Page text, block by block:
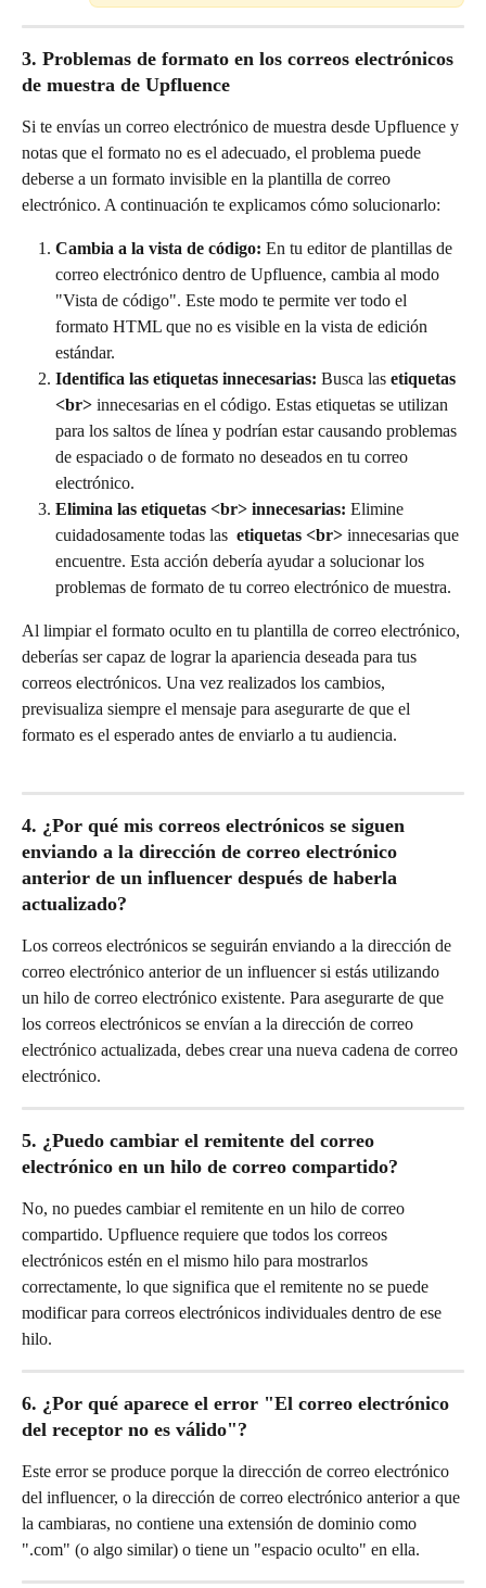
3. Problemas de formato en los correos electrónicos
de muestra de Upfluence
Si te envías un correo electrónico de muestra desde Upfluence y
notas que el formato no es el adecuado, el problema puede
deberse a un formato invisible en la plantilla de correo
electrónico. A continuación te explicamos cómo solucionarlo:
Cambia a la vista de código: En tu editor de plantillas de
correo electrónico dentro de Upfluence, cambia al modo
"Vista de código". Este modo te permite ver todo el
formato HTML que no es visible en la vista de edición
estándar.
Identifica las etiquetas innecesarias: Busca las etiquetas
<br> innecesarias en el código. Estas etiquetas se utilizan
para los saltos de línea y podrían estar causando problemas
de espaciado o de formato no deseados en tu correo
electrónico.
Elimina las etiquetas <br> innecesarias: Elimine
cuidadosamente todas las etiquetas <br> innecesarias que
encuentre. Esta acción debería ayudar a solucionar los
problemas de formato de tu correo electrónico de muestra.
Al limpiar el formato oculto en tu plantilla de correo electrónico,
deberías ser capaz de lograr la apariencia deseada para tus
correos electrónicos. Una vez realizados los cambios,
previsualiza siempre el mensaje para asegurarte de que el
formato es el esperado antes de enviarlo a tu audiencia.
4. ¿Por qué mis correos electrónicos se siguen
enviando a la dirección de correo electrónico
anterior de un influencer después de haberla
actualizado?
Los correos electrónicos se seguirán enviando a la dirección de
correo electrónico anterior de un influencer si estás utilizando
un hilo de correo electrónico existente. Para asegurarte de que
los correos electrónicos se envían a la dirección de correo
electrónico actualizada, debes crear una nueva cadena de correo
electrónico.
5. ¿Puedo cambiar el remitente del correo
electrónico en un hilo de correo compartido?
No, no puedes cambiar el remitente en un hilo de correo
compartido. Upfluence requiere que todos los correos
electrónicos estén en el mismo hilo para mostrarlos
correctamente, lo que significa que el remitente no se puede
modificar para correos electrónicos individuales dentro de ese
hilo.
6. ¿Por qué aparece el error "El correo electrónico
del receptor no es válido"?
Este error se produce porque la dirección de correo electrónico
del influencer, o la dirección de correo electrónico anterior a que
la cambiaras, no contiene una extensión de dominio como
".com" (o algo similar) o tiene un "espacio oculto" en ella.